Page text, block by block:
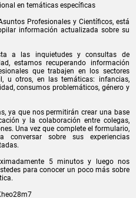
en temáticas específicas
Profesionales y Científicos, está
información actualizada sobre su
a las inquietudes y consultas de
estamos recuperando información
que trabajen en los sectores
u otros, en las temáticas: infancias,
consumos problemáticos, género y
ya que nos permitirán crear una base
y la colaboración entre colegas,
Una vez que complete el formulario,
sobre sus experiencias
5 minutos y luego nos
para conocer un poco más sobre